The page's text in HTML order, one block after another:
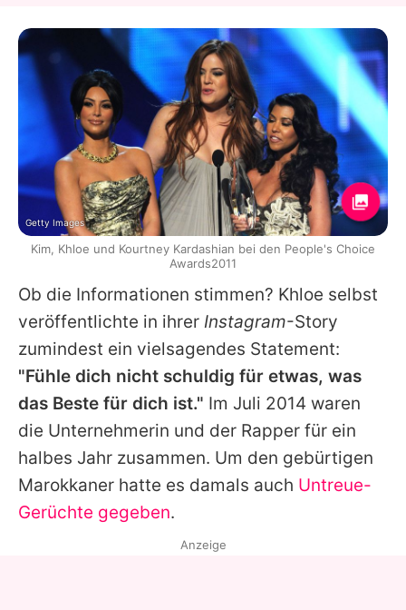
Ob die Informationen stimmen? Khloe selbst
veröffentlichte in ihrer Instagram-Story
zumindest ein vielsagendes Statement:
"Fühle dich nicht schuldig für etwas, was
das Beste für dich ist." Im Juli 2014 waren
die Unternehmerin und der Rapper für ein
halbes Jahr zusammen. Um den gebürtigen
Marokkaner hatte es damals auch Untreue-
Gerüchte gegeben.
Getty Images
Kim, Khloe und Kourtney Kardashian bei den People's Choice
Awards2011
Anzeige